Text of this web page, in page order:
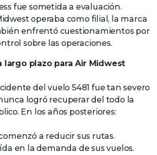
fue sometida a evaluación.
operaba como filial, la marca
enfrentó cuestionamientos por
sobre las operaciones.
largo plazo para Air Midwest
del vuelo 5481 fue tan severo
logró recuperar del todo la
En los años posteriores:
a reducir sus rutas.
en la demanda de sus vuelos.